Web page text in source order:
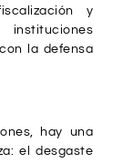
y
la defensa
hay una
el desgaste